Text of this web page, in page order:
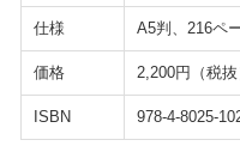
仕様 A5判、216ペ
価格 2,200円（税抜
ISBN 978-4-8025-